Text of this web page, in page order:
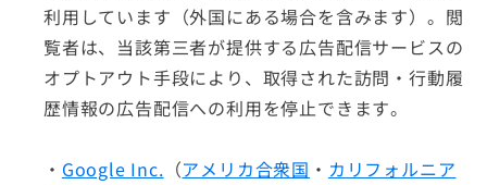
利用しています（外国にある場合を含みます）。閲
覧者は、当該第三者が提供する広告配信サービスの
オプトアウト手段により、取得された訪問・行動履
歴情報の広告配信への利用を停止できます。
・ Google Inc. （アメリカ合衆国 ・ カリフォルニア